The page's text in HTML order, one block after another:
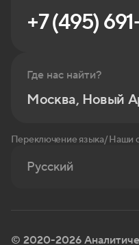
+7 (495)
Где нас найти?
Москва, Новый
Переключение языка/ Наши
Русский
© 2020-2026